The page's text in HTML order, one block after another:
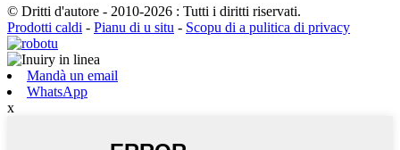
© Dritti d'autore - 2010-2026 : Tutti i diritti riservati.
Prodotti caldi - Pianu di u situ - Scopu di a pulitica di privacy
Mandà un email
WhatsApp
x